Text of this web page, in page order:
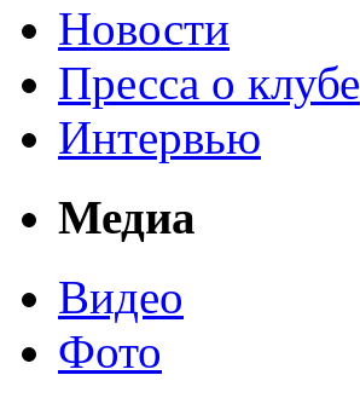
Новости
Пресса о клубе
Интервью
Медиа
Видео
Фото